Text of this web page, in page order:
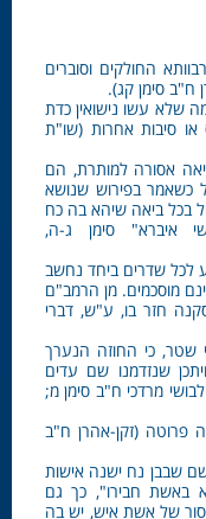
החולקים וסוברים
סימן קג).
שלא עשו נישואין כדת
סיבות אחרות (שו"ת
אסורה למותרת, הם
בפירוש שנושא
בכל ביאה שיהא בה כח
איברא" סימן ג-ה,
לכל שדרים ביחד נחשב
מוסכמים. מן הרמב"ם
חזר בו, ע"ש, דברי
שטר, כי החוזה הנערך
שנזדמנו שם עדים
מרדכי ח"ב סימן מ;
פרוטה (זקן-אהרן ח"ב
שבבן נח ישנה אישות
באשת חבירו", כך גם
של אשת איש, יש בה